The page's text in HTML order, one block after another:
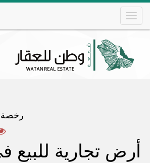
رخصة فال
أرض تجارية